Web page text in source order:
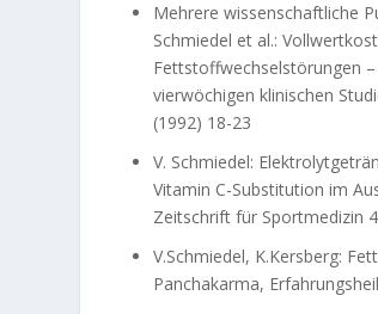
Mehrere wissenschaftliche
Schmiedel et al.:
Fettstoffwechselstörungen
vierwöchigen klinischen
(1992) 18-23
V. Schmiedel:
Vitamin C-Substitution im
Zeitschrift für Sportmedizin
V.Schmiedel, K.Kersberg:
Panchakarma,